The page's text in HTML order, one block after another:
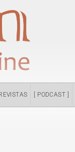
[ PODCAST ]